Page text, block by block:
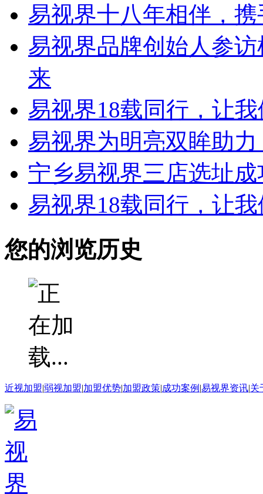
易视界十八年相伴，
易视界品牌创始人参
来
易视界18载同行，让
易视界为明亮双眸助
宁乡易视界三店选址
易视界18载同行，让
您的浏览历史
近视加盟|弱视加盟|加盟优势|加盟政策|成功案例 |易视界资讯|关